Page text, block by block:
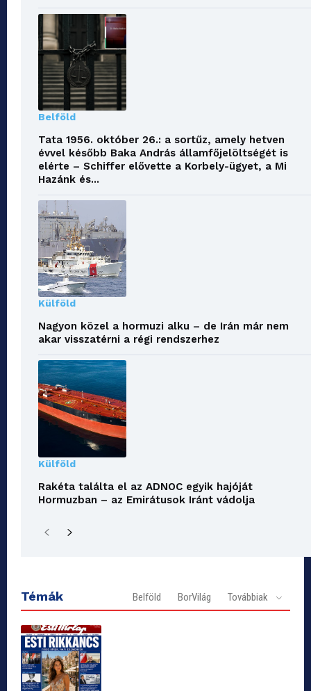
Belföld
Tata 1956. október 26.: a sortűz, amely hetven
évvel később Baka András államfőjelöltségét is
elérte – Schiffer elővette a Korbely-ügyet, a Mi
Hazánk és...
Külföld
Nagyon közel a hormuzi alku – de Irán már nem
akar visszatérni a régi rendszerhez
Külföld
Rakéta találta el az ADNOC egyik hajóját
Hormuzban – az Emirátusok Iránt vádolja
Témák Belföld BorVilág Továbbiak